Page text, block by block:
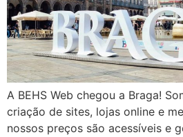
A BEHS Web chegou a Braga!
criação de sites, lojas online e
nossos preços são acessíveis e